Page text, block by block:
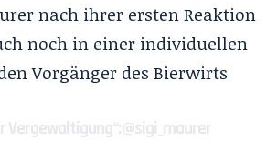
nach ihrer ersten Reaktion
noch in einer individuellen
Vorgänger des Bierwirts
Vergewaltigung“: @sigi_maurer